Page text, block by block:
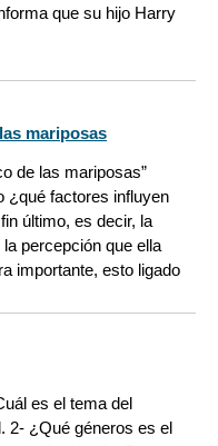
que su hijo Harry
mariposas
de las mariposas”
¿qué factores influyen
último, es decir, la
percepción que ella
importante, esto ligado
es el tema del
2- ¿Qué géneros es el